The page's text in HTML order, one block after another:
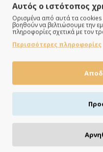
Αυτός ο ιστότοπος
Ορισμένα από αυτά τα cookies
βοηθούν να βελτιώσουμε την
πληροφορίες σχετικά με τον
Περισσότερες πληροφορίες